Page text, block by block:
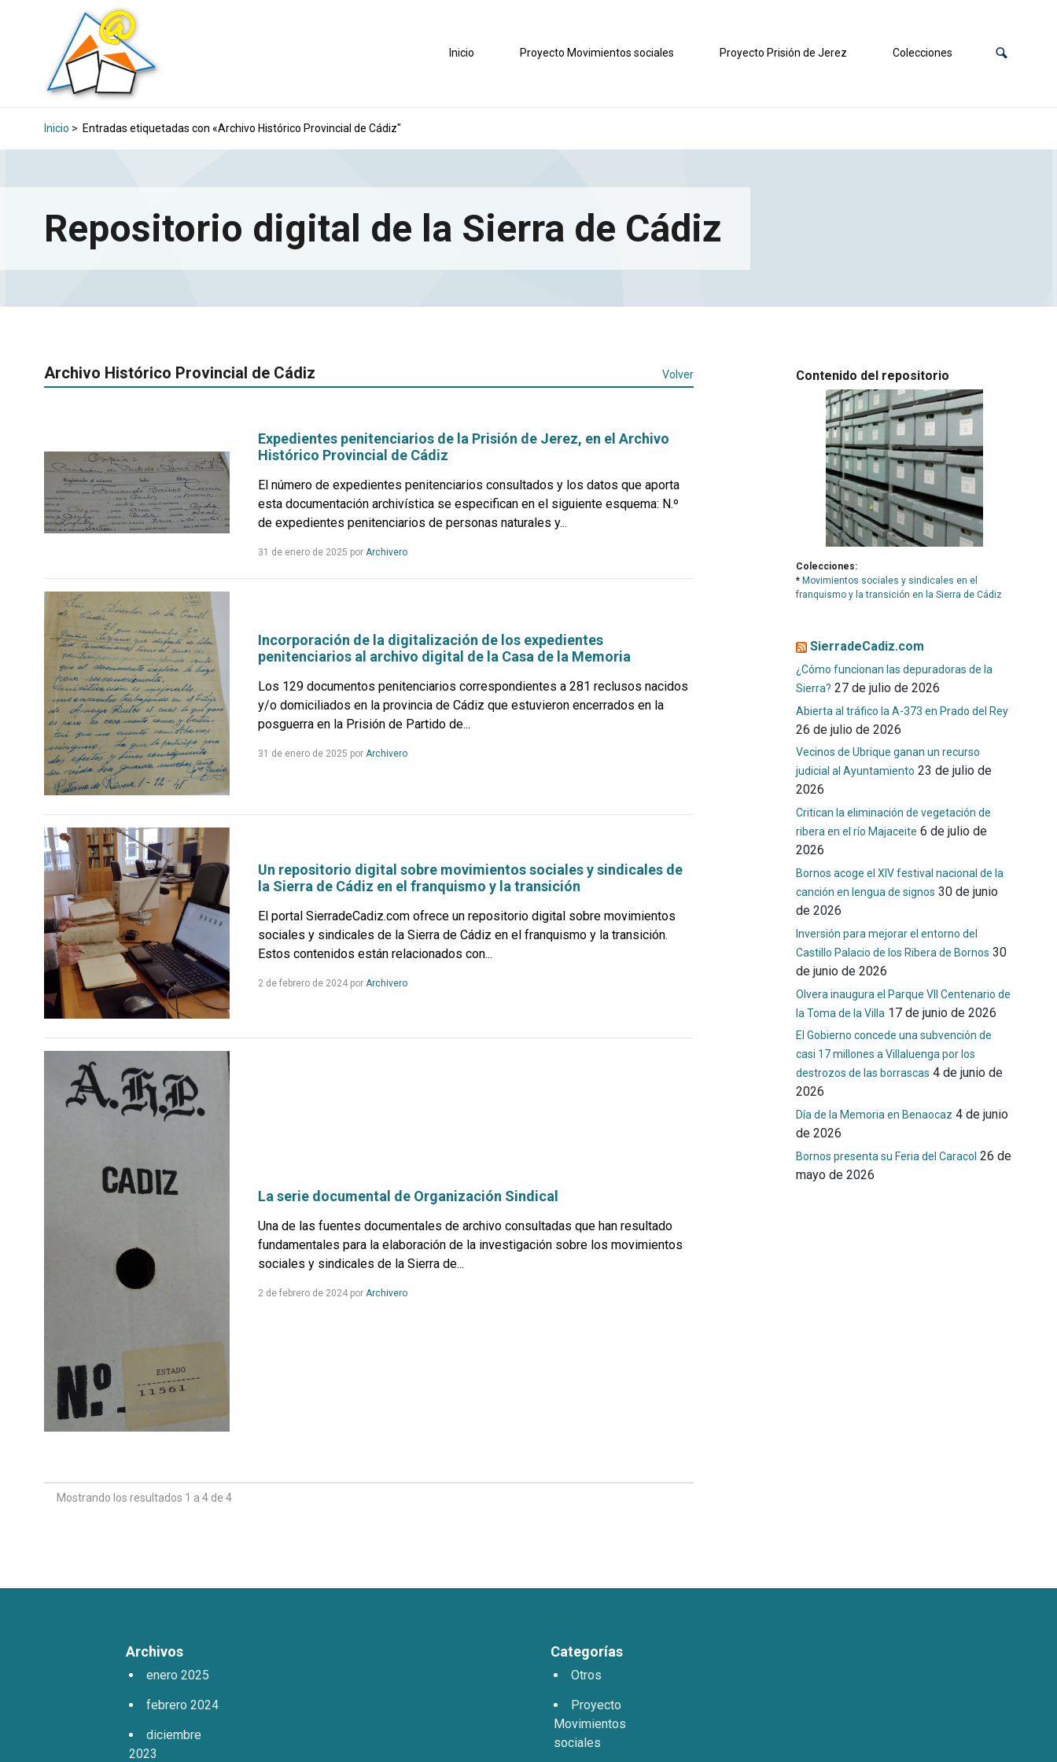
Inicio Proyecto Movimientos sociales Proyecto Prisión de Jerez Colecciones
Inicio > Entradas etiquetadas con «Archivo Histórico Provincial de Cádiz"
Repositorio digital de la Sierra de Cádiz
Archivo Histórico Provincial de Cádiz Volver
Expedientes penitenciarios de la Prisión de Jerez, en el Archivo
Histórico Provincial de Cádiz
El número de expedientes penitenciarios consultados y los datos que aporta
esta documentación archivística se especifican en el siguiente esquema: N.º
de expedientes penitenciarios de personas naturales y...
31 de enero de 2025 por ArchiveroLeer
Incorporación de la digitalización de los expedientes
penitenciarios al archivo digital de la Casa de la Memoria
Los 129 documentos penitenciarios correspondientes a 281 reclusos nacidos
y/o domiciliados en la provincia de Cádiz que estuvieron encerrados en la
posguerra en la Prisión de Partido de...
31 de enero de 2025 por ArchiveroLeer
Un repositorio digital sobre movimientos sociales y sindicales de
la Sierra de Cádiz en el franquismo y la transición
El portal SierradeCadiz.com ofrece un repositorio digital sobre movimientos
sociales y sindicales de la Sierra de Cádiz en el franquismo y la transición.
Estos contenidos están relacionados con...
2 de febrero de 2024por ArchiveroLeer
La serie documental de Organización Sindical
Una de las fuentes documentales de archivo consultadas que han resultado
fundamentales para la elaboración de la investigación sobre los movimientos
sociales y sindicales de la Sierra de...
2 de febrero de 2024por ArchiveroLeer
Mostrando los resultados 1 a 4 de 4
Contenido del repositorio
Colecciones:
* Movimientos sociales y sindicales en el
franquismo y la transición en la Sierra de Cádiz
SierradeCadiz.com
¿Cómo funcionan las depuradoras de la
Sierra? 27 de julio de 2026
Abierta al tráfico la A-373 en Prado del Rey
26 de julio de 2026
Vecinos de Ubrique ganan un recurso
judicial al Ayuntamiento 23 de julio de
2026
Critican la eliminación de vegetación de
ribera en el río Majaceite 6 de julio de
2026
Bornos acoge el XIV festival nacional de la
canción en lengua de signos 30 de junio
de 2026
Inversión para mejorar el entorno del
Castillo Palacio de los Ribera de Bornos 30
de junio de 2026
Olvera inaugura el Parque VII Centenario de
la Toma de la Villa 17 de junio de 2026
El Gobierno concede una subvención de
casi 17 millones a Villaluenga por los
destrozos de las borrascas 4 de junio de
2026
Día de la Memoria en Benaocaz 4 de junio
de 2026
Bornos presenta su Feria del Caracol 26 de
mayo de 2026
Archivos
enero 2025
febrero 2024
diciembre
2023
Categorías
Otros
Proyecto
Movimientos
sociales